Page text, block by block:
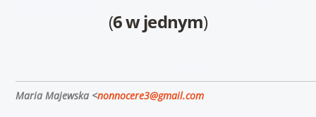
(6 w jednym)
Maria Majewska <nonnocere3@gmail.com